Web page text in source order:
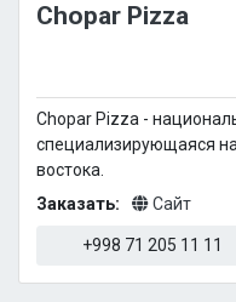
Chopar Pizza
Chopar Pizza -
специализирующаяся
востока.
Заказать:
Сайт
+998 71 205 11 11